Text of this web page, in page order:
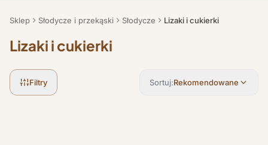
Sklep Słodycze i przekąski Słodycze Lizaki i cukierki
Lizaki i cukierki
Filtry Sortuj:Rekomendowane